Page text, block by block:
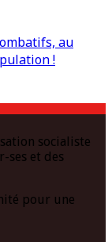
au
!
socialiste
ses et des
pour une